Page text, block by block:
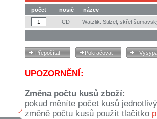
počet nosič
název
CD
Watzlik: Stilzel, skřet
UPOZORNĚNÍ:
Změna počtu kusů zboží:
pokud měníte počet kusů
změně počtu kusů použít tlačítko